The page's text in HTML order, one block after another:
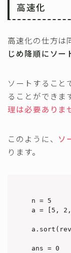
高速化
高速化の仕方は
じめ降順にソー
ソートすること
ることができま
理は必要ありま
このように、 ソ
ります。
n = 5
a = [5,
ans = 0